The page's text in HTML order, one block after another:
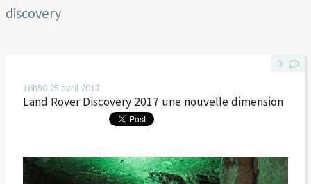
discovery
16h50 25 avril 2017
Land Rover Discovery 2017 une nouvelle dimension
0